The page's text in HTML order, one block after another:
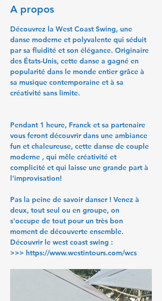
A propos
Découvrez la West Coast Swing, une
danse moderne et polyvalente qui séduit
par sa fluidité et son élégance. Originaire
des États-Unis, cette danse a gagné en
popularité dans le monde entier grâce à
sa musique contemporaine et à sa
créativité sans limite.
Pendant 1 heure, Franck et sa partenaire
vous feront découvrir dans une ambiance
fun et chaleureuse, cette danse de couple
moderne , qui mêle créativité et
complicité et qui laisse une grande part à
l'improvisation!
Pas la peine de savoir danser ! Venez à
deux, tout seul ou en groupe, on
s'occupe de tout pour un très bon
moment de découverte ensemble.
Découvrir le west coast swing :
>>> https://www.westintours.com/wcs